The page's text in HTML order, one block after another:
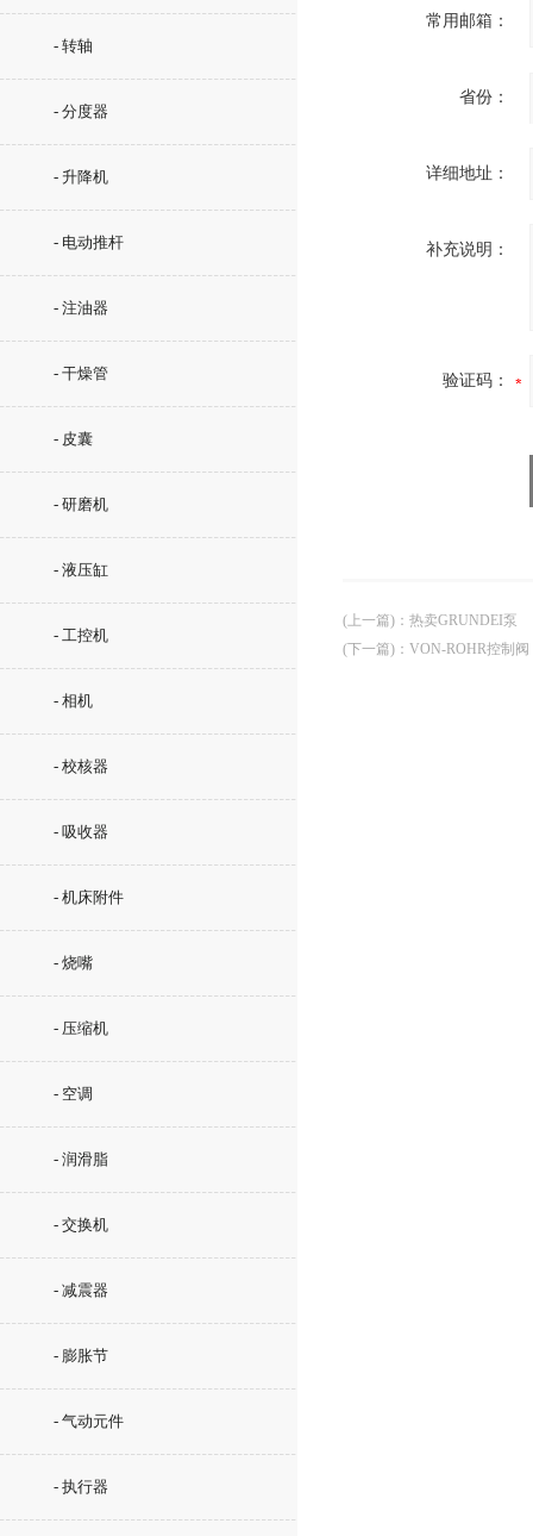
- 转轴
- 分度器
- 升降机
- 电动推杆
- 注油器
- 干燥管
- 皮囊
- 研磨机
- 液压缸
- 工控机
- 相机
- 校核器
- 吸收器
- 机床附件
- 烧嘴
- 压缩机
- 空调
- 润滑脂
- 交换机
- 减震器
- 膨胀节
- 气动元件
- 执行器
常用邮箱：
省份：
详细地址：
补充说明：
验证码：
(上一篇) ： 热卖GRUNDEI泵
(下一篇) ： VON-ROHR控制阀